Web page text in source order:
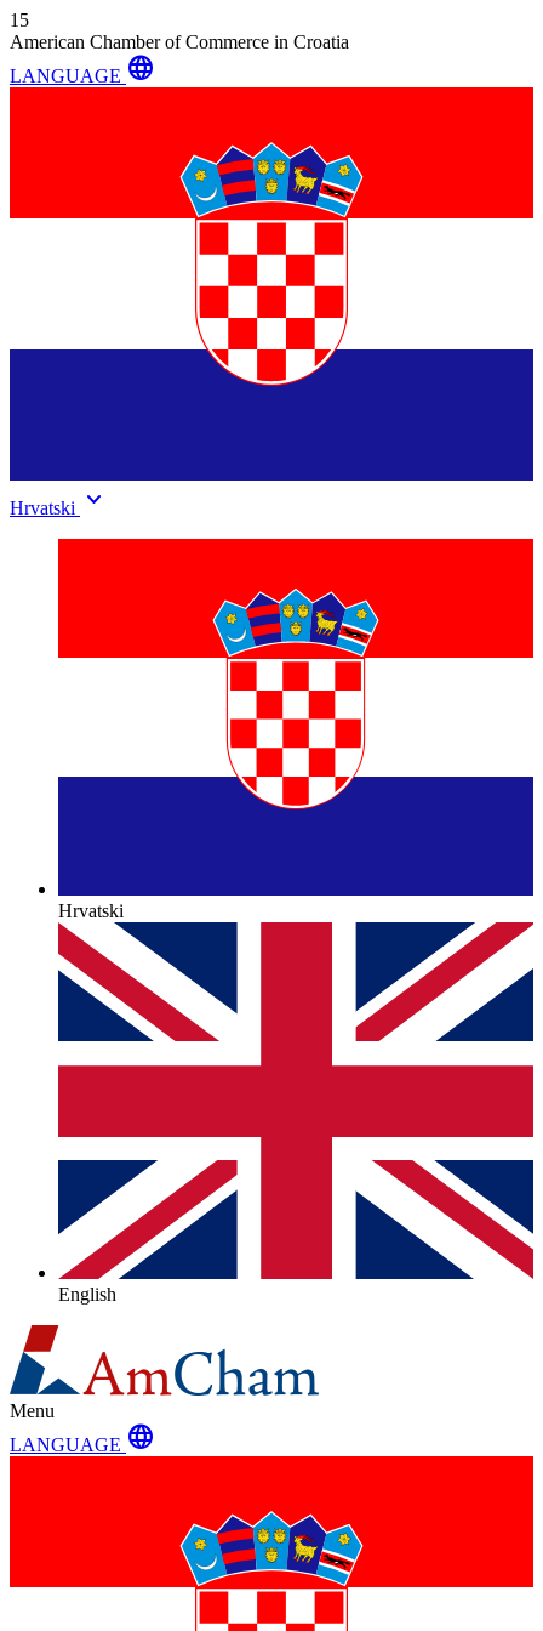
15
American Chamber of Commerce in Croatia
LANGUAGE language
Hrvatski keyboard_arrow_down
Hrvatski
English
Menu
LANGUAGE language